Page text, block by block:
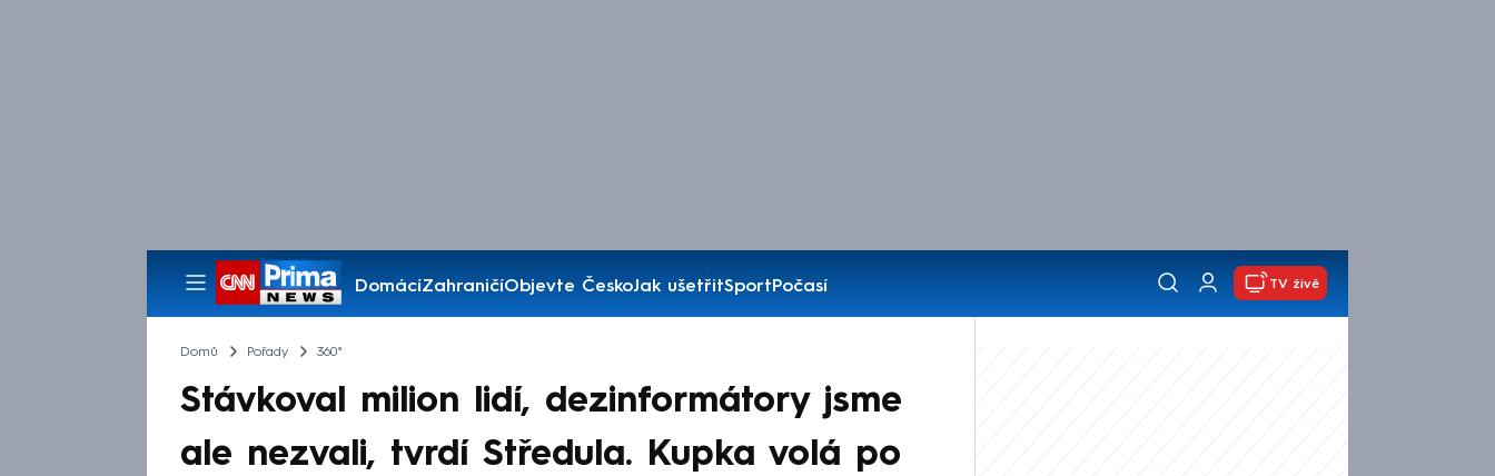
DomácíZahraničíObjevte ČeskoJak ušetřitSportPočasí
Pořady
TV živě
Domů Pořady 360°
Stávkoval milion lidí, dezinformátory jsme
ale nezvali, tvrdí Středula. Kupka volá po